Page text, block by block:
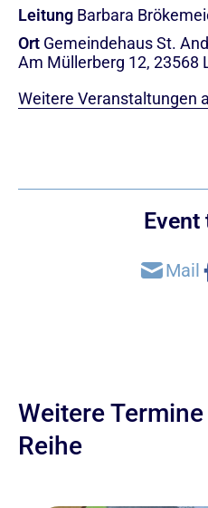
Leitung Barbara
Ort Gemeindehaus St.
Am Müllerberg 12, 23568
Weitere Veranstaltungen
Event
Weitere
Reihe